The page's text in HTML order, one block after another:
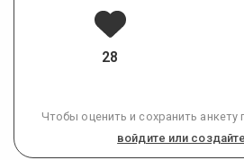
28
Чтобы оценить и сохранить анкету
войдите или